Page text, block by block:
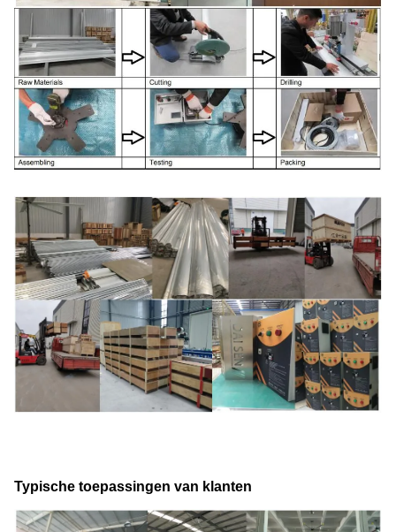
Typische toepassingen van klanten